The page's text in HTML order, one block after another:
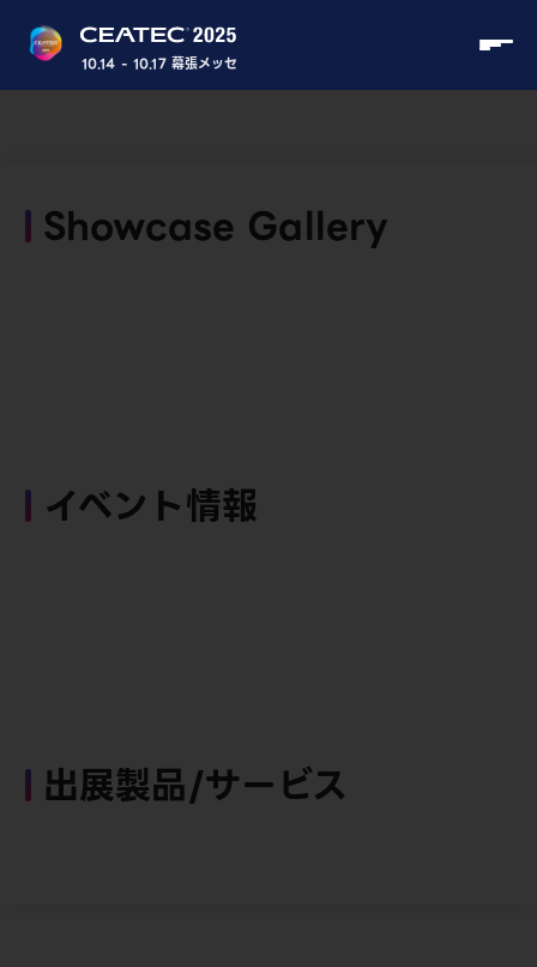
10.14 - 10.17 幕張メッセ
Showcase Gallery
イベント情報
出展製品/サービス